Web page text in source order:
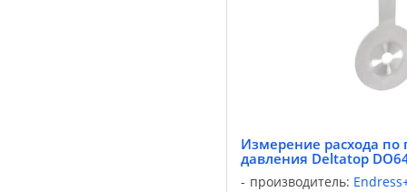
Измерение расхода по
давления Deltatop
производитель: